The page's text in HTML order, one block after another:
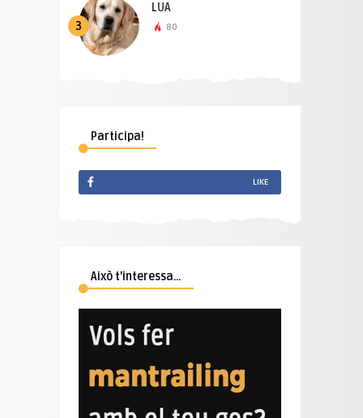
3
LUA
80
Participa!
LIKE
Això t’interessa…